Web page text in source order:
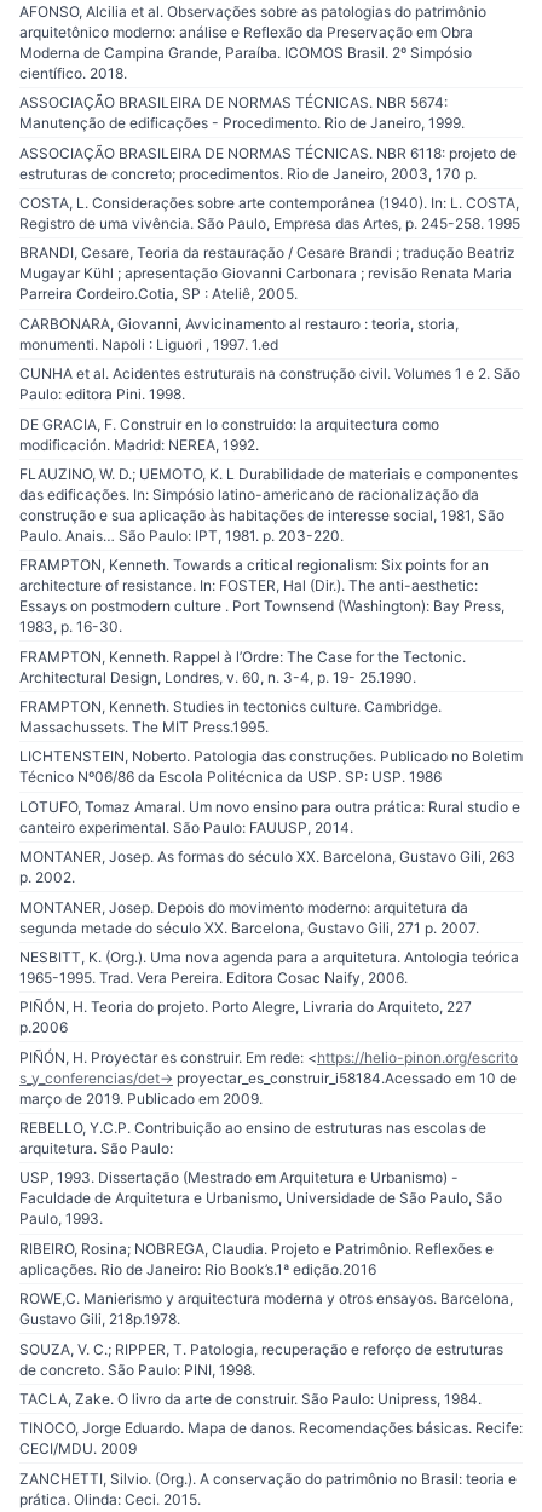
AFONSO, Alcilia et al. Observações sobre as patologias do patrimônio
arquitetônico moderno: análise e Reflexão da Preservação em Obra
Moderna de Campina Grande, Paraíba. ICOMOS Brasil. 2º Simpósio
científico. 2018.
ASSOCIAÇÃO BRASILEIRA DE NORMAS TÉCNICAS. NBR 5674:
Manutenção de edificações - Procedimento. Rio de Janeiro, 1999.
ASSOCIAÇÃO BRASILEIRA DE NORMAS TÉCNICAS. NBR 6118: projeto de
estruturas de concreto; procedimentos. Rio de Janeiro, 2003, 170 p.
COSTA, L. Considerações sobre arte contemporânea (1940). In: L. COSTA,
Registro de uma vivência. São Paulo, Empresa das Artes, p. 245-258. 1995
BRANDI, Cesare, Teoria da restauração / Cesare Brandi ; tradução Beatriz
Mugayar Kühl ; apresentação Giovanni Carbonara ; revisão Renata Maria
Parreira Cordeiro.Cotia, SP : Ateliê, 2005.
CARBONARA, Giovanni, Avvicinamento al restauro : teoria, storia,
monumenti. Napoli : Liguori , 1997. 1.ed
CUNHA et al. Acidentes estruturais na construção civil. Volumes 1 e 2. São
Paulo: editora Pini. 1998.
DE GRACIA, F. Construir en lo construido: la arquitectura como
modificación. Madrid: NEREA, 1992.
FLAUZINO, W. D.; UEMOTO, K. L Durabilidade de materiais e componentes
das edificações. In: Simpósio latino-americano de racionalização da
construção e sua aplicação às habitações de interesse social, 1981, São
Paulo. Anais… São Paulo: IPT, 1981. p. 203-220.
FRAMPTON, Kenneth. Towards a critical regionalism: Six points for an
architecture of resistance. In: FOSTER, Hal (Dir.). The anti-aesthetic:
Essays on postmodern culture . Port Townsend (Washington): Bay Press,
1983, p. 16-30.
FRAMPTON, Kenneth. Rappel à l’Ordre: The Case for the Tectonic.
Architectural Design, Londres, v. 60, n. 3-4, p. 19- 25.1990.
FRAMPTON, Kenneth. Studies in tectonics culture. Cambridge.
Massachussets. The MIT Press.1995.
LICHTENSTEIN, Noberto. Patologia das construções. Publicado no Boletim
Técnico Nº06/86 da Escola Politécnica da USP. SP: USP. 1986
LOTUFO, Tomaz Amaral. Um novo ensino para outra prática: Rural studio e
canteiro experimental. São Paulo: FAUUSP, 2014.
MONTANER, Josep. As formas do século XX. Barcelona, Gustavo Gili, 263
p. 2002.
MONTANER, Josep. Depois do movimento moderno: arquitetura da
segunda metade do século XX. Barcelona, Gustavo Gili, 271 p. 2007.
NESBITT, K. (Org.). Uma nova agenda para a arquitetura. Antologia teórica
1965-1995. Trad. Vera Pereira. Editora Cosac Naify, 2006.
PIÑÓN, H. Teoria do projeto. Porto Alegre, Livraria do Arquiteto, 227
p.2006
PIÑÓN, H. Proyectar es construir. Em rede: <https://helio-pinon.org/escrito
s_y_conferencias/det- > proyectar_es_construir_i58184.Acessado em 10 de
março de 2019. Publicado em 2009.
REBELLO, Y.C.P. Contribuição ao ensino de estruturas nas escolas de
arquitetura. São Paulo:
USP, 1993. Dissertação (Mestrado em Arquitetura e Urbanismo) -
Faculdade de Arquitetura e Urbanismo, Universidade de São Paulo, São
Paulo, 1993.
RIBEIRO, Rosina; NOBREGA, Claudia. Projeto e Patrimônio. Reflexões e
aplicações. Rio de Janeiro: Rio Book’s.1ª edição.2016
ROWE,C. Manierismo y arquitectura moderna y otros ensayos. Barcelona,
Gustavo Gili, 218p.1978.
SOUZA, V. C.; RIPPER, T. Patologia, recuperação e reforço de estruturas
de concreto. São Paulo: PINI, 1998.
TACLA, Zake. O livro da arte de construir. São Paulo: Unipress, 1984.
TINOCO, Jorge Eduardo. Mapa de danos. Recomendações básicas. Recife:
CECI/MDU. 2009
ZANCHETTI, Silvio. (Org.). A conservação do patrimônio no Brasil: teoria e
prática. Olinda: Ceci. 2015.